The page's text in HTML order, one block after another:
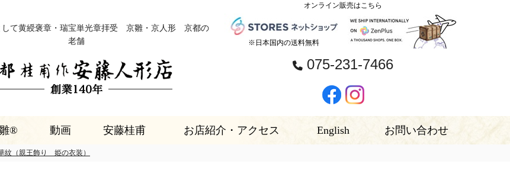
して黄綬褒章・瑞宝単光章拝受 京雛・京人形 京都の
老舗
オンライン販売はこちら
※日本国内の送料無料
075-231-7466
® 動画 安藤桂甫 お店紹介・アクセス English お問い合わせ
紋（親王飾り 姫の衣装）